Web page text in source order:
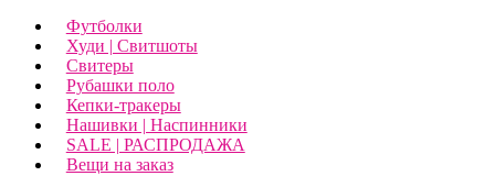
Футболки
Худи | Свитшоты
Свитеры
Рубашки поло
Кепки-тракеры
Нашивки | Наспинники
SALE | РАСПРОДАЖА
Вещи на заказ